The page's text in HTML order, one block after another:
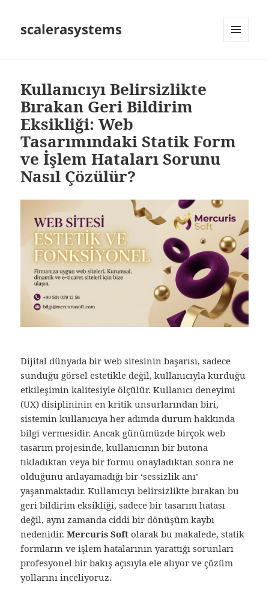
scalerasystems
Kullanıcıyı Belirsizlikte
Bırakan Geri Bildirim
Eksikliği: Web
Tasarımındaki Statik Form
ve İşlem Hataları Sorunu
Nasıl Çözülür?
Dijital dünyada bir web sitesinin başarısı, sadece
sunduğu görsel estetikle değil, kullanıcıyla kurduğu
etkileşimin kalitesiyle ölçülür. Kullanıcı deneyimi
(UX) disiplininin en kritik unsurlarından biri,
sistemin kullanıcıya her adımda durum hakkında
bilgi vermesidir. Ancak günümüzde birçok web
tasarım projesinde, kullanıcının bir butona
tıkladıktan veya bir formu onayladıktan sonra ne
olduğunu anlayamadığı bir ‘sessizlik anı’
yaşanmaktadır. Kullanıcıyı belirsizlikte bırakan bu
geri bildirim eksikliği, sadece bir tasarım hatası
değil, aynı zamanda ciddi bir dönüşüm kaybı
nedenidir.Mercuris Soft olarak bu makalede, statik
formların ve işlem hatalarının yarattığı sorunları
profesyonel bir bakış açısıyla ele alıyor ve çözüm
yollarını inceliyoruz.